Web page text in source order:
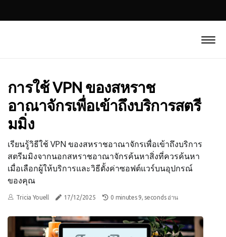
การใช้ VPN ของสหราช
อาณาจักรเพื่อเข้าถึงบริการสตรี
มมิ่ง
เรียนรู้วิธีใช้ VPN ของสหราชอาณาจักรเพื่อเข้าถึงบริการ
สตรีมมิงจากนอกสหราชอาณาจักรค้นหาสิ่งที่ควรค้นหา
เมื่อเลือกผู้ให้บริการและวิธีตั้งค่าซอฟต์แวร์บนอุปกรณ์
ของคุณ
Tricia Youell 17/12/2025 0 minutes 9, seconds อ่าน